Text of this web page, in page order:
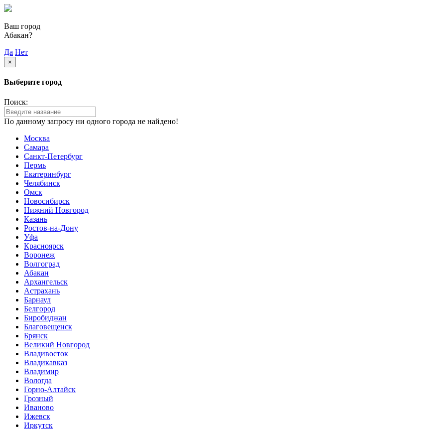
Ваш город
Абакан?
Да Нет
×
Выберите город
Поиск:
По данному запросу ни одного города не найдено!
Москва
Самара
Санкт-Петербург
Пермь
Екатеринбург
Челябинск
Омск
Новосибирск
Нижний Новгород
Казань
Ростов-на-Дону
Уфа
Красноярск
Воронеж
Волгоград
Абакан
Архангельск
Астрахань
Барнаул
Белгород
Биробиджан
Благовещенск
Брянск
Великий Новгород
Владивосток
Владикавказ
Владимир
Вологда
Горно-Алтайск
Грозный
Иваново
Ижевск
Иркутск